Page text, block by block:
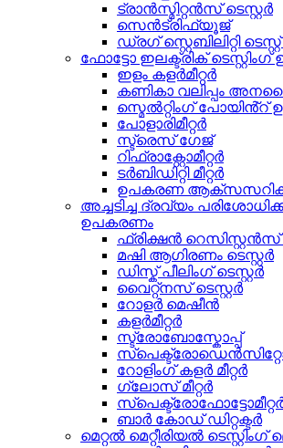
ട്രാൻസ്മിറ്റൻസ് ടെസ്റ്റർ
സെൻട്രിഫ്യൂജ്
ഡ്രഗ് സ്റ്റെബിലിറ്റി
ഫോട്ടോ ഇലക്ട്രിക്
ഇളം കളർമീറ്റർ
കണികാ വലിപ്പം
സ്മെൽറ്റിംഗ് പോയിൻ്റ്
പോളാരിമീറ്റർ
സ്ട്രെസ് ഗേജ്
റിഫ്രാക്റ്റോമീറ്റർ
ടർബിഡിറ്റി മീറ്റർ
ഉപകരണ
അച്ചടിച്ച ദ്രവ്യം
ഉപകരണം
ഫ്രിക്ഷൻ റെസിസ്റ്റൻസ്
മഷി ആഗിരണം ടെസ്റ്റർ
ഡിസ്ക് പീലിംഗ് ടെസ്റ്റർ
വൈറ്റ്നസ് ടെസ്റ്റർ
റോളർ മെഷീൻ
കളർമീറ്റർ
സ്ട്രോബോസ്കോപ്പ്
റോളിംഗ് കളർ മീറ്റർ
ഗ്ലോസ് മീറ്റർ
ബാർ കോഡ് ഡിറ്റക്ടർ
മെറ്റൽ മെറ്റീരിയൽ ടെസ്റ്റിംഗ്